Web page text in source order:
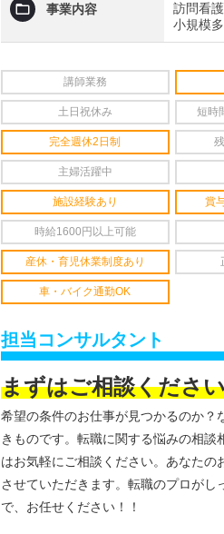
事業内容
訪問看
小規模
講師業務
土日祝休み 短時
完全週休2日制
主婦活躍中
施設経験あり 賞
時給1600円以上可能
産休・育児休業制度あり
車・バイク通勤OK
担当コンサルタント
まずはご相談くださ
希望の条件のお仕事が見つかるのか？
きものです。転職に関する悩みの相談
はお気軽にご相談ください。あなたの
させていただきます。転職のプロがし
で、お任せください！！